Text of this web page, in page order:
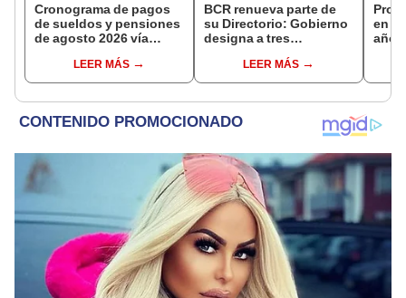
Cronograma de pagos
de sueldos y pensiones
de agosto 2026 vía
conoce las fechas de
depósito
LEER MÁS
BCR renueva parte de
su Directorio: Gobierno
designa a tres
EjecutivoLEER MÁS
en
año